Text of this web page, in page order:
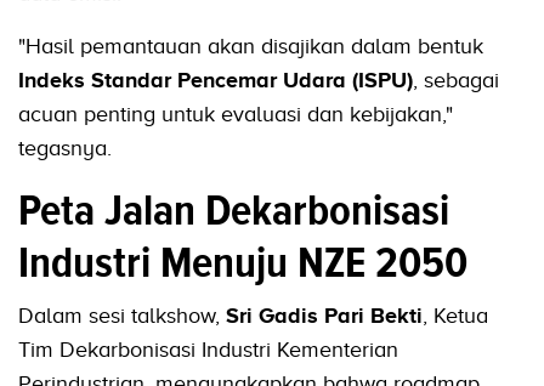
"Hasil pemantauan akan disajikan dalam bentuk
Indeks Standar Pencemar Udara (ISPU) , sebagai
acuan penting untuk evaluasi dan kebijakan,"
tegasnya.
Peta Jalan Dekarbonisasi
Industri Menuju NZE 2050
Dalam sesi talkshow, Sri Gadis Pari Bekti , Ketua
Tim Dekarbonisasi Industri Kementerian